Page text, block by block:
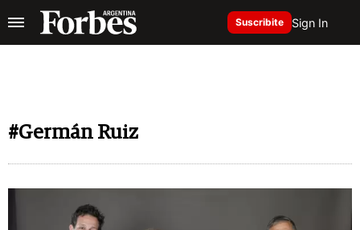
Suscribite Sign In
#Germán Ruiz